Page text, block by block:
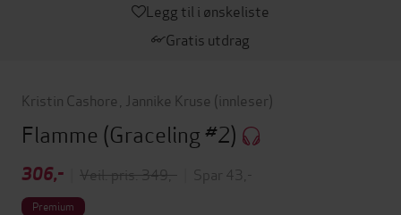
Legg til i ønskeliste
Gratis utdrag
Kristin Cashore Jannike Kruse (innleser)
Flamme (Graceling #2)
306,- Veil. pris: 349,- Spar 43,-
Premium